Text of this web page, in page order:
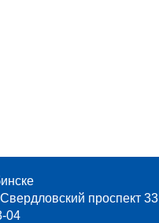
проспект 33
04